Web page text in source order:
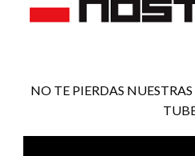
NO TE PIERDAS